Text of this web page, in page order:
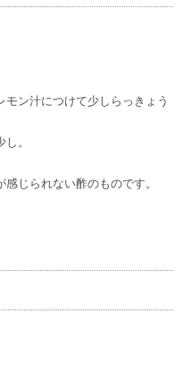
ン汁につけて少しらっきょう
。
じられない酢のものです。